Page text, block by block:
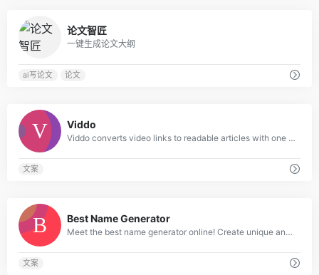
论文智匠
一键生成论文大纲
ai写论文 论文
Viddo
Viddo converts video links to readable articles with one click. Support for TikT
文案
Best Name Generator
Meet the best name generator online! Create unique and meaningful names.
文案